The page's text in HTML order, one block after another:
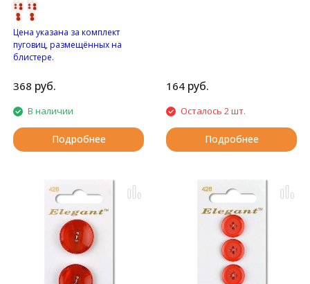
Цена указана за комплект
пуговиц, размещённых на
блистере.
двумя отверстиями.
368 руб.
В наличии
Подробнее
164 руб.
Осталось 2 шт.
Подробнее